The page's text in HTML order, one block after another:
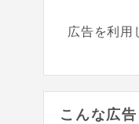
広告を利用
こんな広